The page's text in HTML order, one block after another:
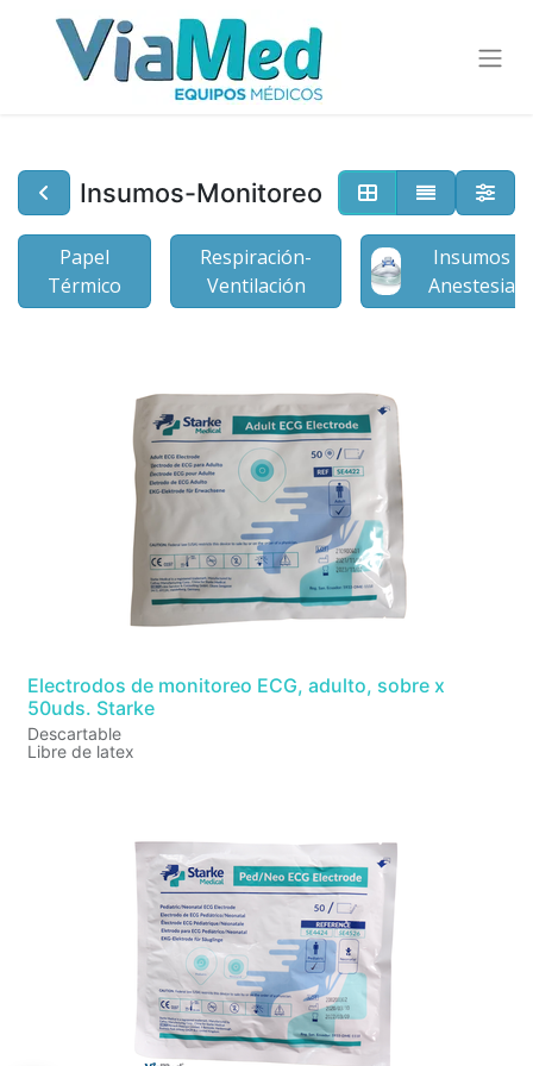
Insumos-Monitoreo
Papel
Térmico
Respiración-
Ventilación
Insumos
Anestesia
Electrodos de monitoreo ECG, adulto, sobre x
50uds. Starke
Descartable
Libre de latex